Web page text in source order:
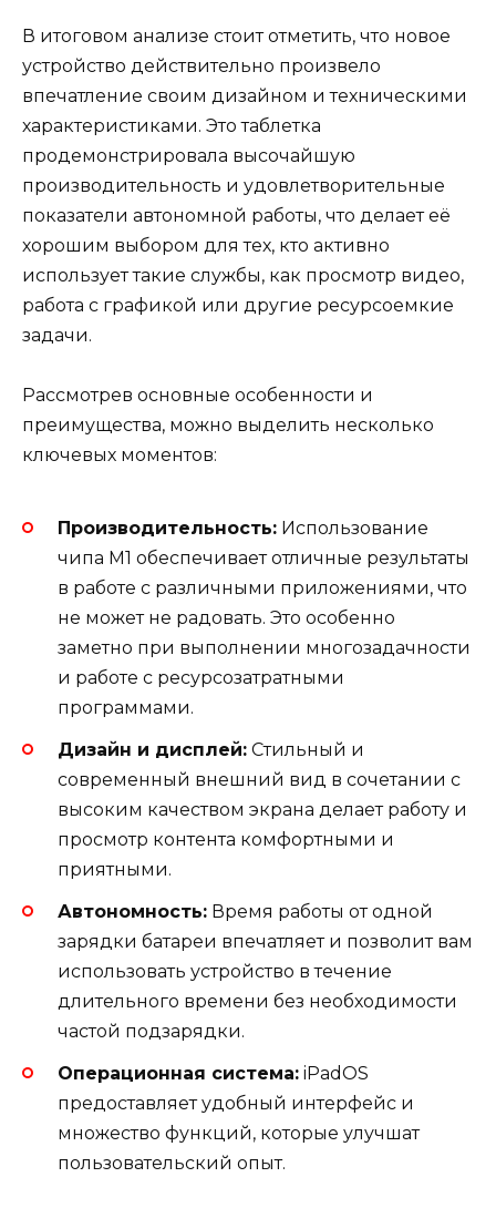
В итоговом анализе стоит отметить, что новое
устройство действительно произвело
впечатление своим дизайном и техническими
характеристиками. Это таблетка
продемонстрировала высочайшую
производительность и удовлетворительные
показатели автономной работы, что делает её
хорошим выбором для тех, кто активно
использует такие службы, как просмотр видео,
работа с графикой или другие ресурсоемкие
задачи.
Рассмотрев основные особенности и
преимущества, можно выделить несколько
ключевых моментов:
Производительность: Использование
чипа M1 обеспечивает отличные результаты
в работе с различными приложениями, что
не может не радовать. Это особенно
заметно при выполнении многозадачности
и работе с ресурсозатратными
программами.
Дизайн и дисплей: Стильный и
современный внешний вид в сочетании с
высоким качеством экрана делает работу и
просмотр контента комфортными и
приятными.
Автономность: Время работы от одной
зарядки батареи впечатляет и позволит вам
использовать устройство в течение
длительного времени без необходимости
частой подзарядки.
Операционная система: iPadOS
предоставляет удобный интерфейс и
множество функций, которые улучшат
пользовательский опыт.